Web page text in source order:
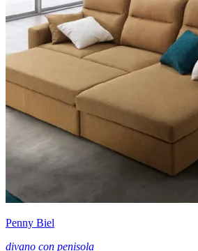
Penny Biel
divano con penisola